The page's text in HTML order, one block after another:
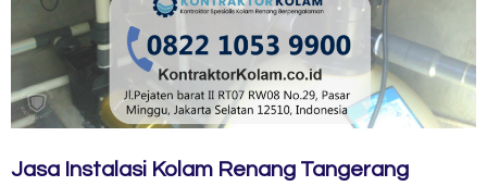
Jasa Instalasi Kolam Renang Tangerang